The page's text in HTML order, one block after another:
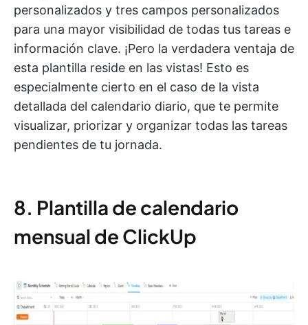
personalizados y tres campos personalizados
para una mayor visibilidad de todas tus tareas e
información clave. ¡Pero la verdadera ventaja de
esta plantilla reside en las vistas! Esto es
especialmente cierto en el caso de la vista
detallada del calendario diario, que te permite
visualizar, priorizar y organizar todas las tareas
pendientes de tu jornada.
8. Plantilla de calendario
mensual de ClickUp